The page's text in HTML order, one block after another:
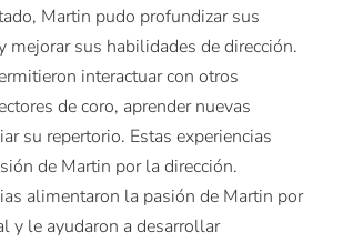
Martin pudo profundizar sus
mejorar sus habilidades de dirección.
interactuar con otros
de coro, aprender nuevas
su repertorio. Estas experiencias
de Martin por la dirección.
alimentaron la pasión de Martin por
y le ayudaron a desarrollar